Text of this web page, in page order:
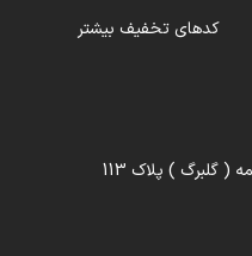
کدهای تخفیف بیشتر
( گلبرگ ) پلاک 113